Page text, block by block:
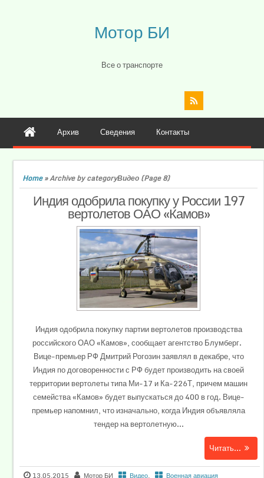
Мотор БИ
Все о транспорте
Архив Сведения Контакты
Home»Archive by categoryВидео (Page 8)
Индия одобрила покупку у России 197
вертолетов ОАО «Камов»
Индия одобрила покупку партии вертолетов производства
российского ОАО «Камов», сообщает агентство Блумберг.
Вице-премьер РФ Дмитрий Рогозин заявлял в декабре, что
Индия по договоренности с РФ будет производить на своей
территории вертолеты типа Ми-17 и Ка-226Т, причем машин
семейства «Камов» будет выпускаться до 400 в год. Вице-
премьер напомнил, что изначально, когда Индия объявляла
тендер на вертолетную...
Читать...
13.05.2015 Мотор БИ Видео,
Военная авиация